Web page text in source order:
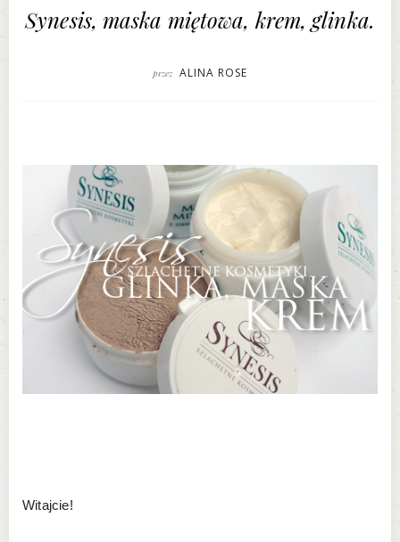
Synesis, maska miętowa, krem, glinka.
przez ALINA ROSE
Witajcie!